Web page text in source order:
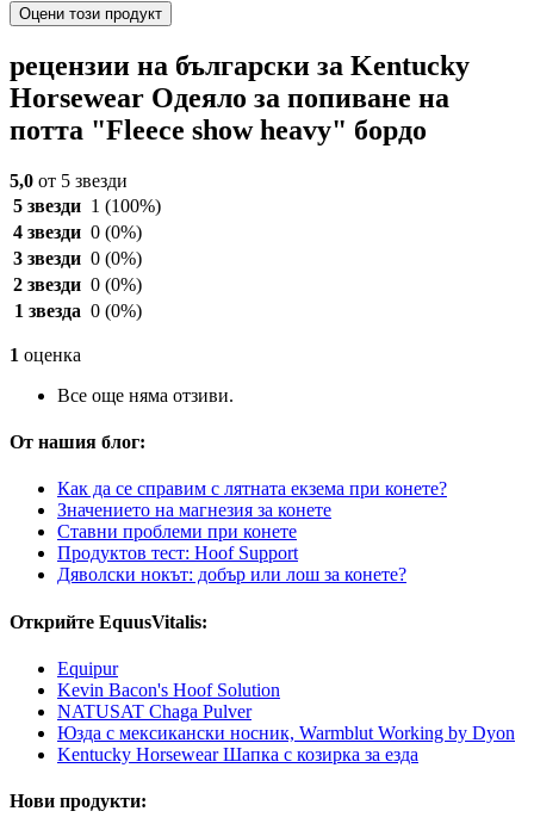
Оцени този продукт
рецензии на български за Kentucky
Horsewear Одеяло за попиване на
потта "Fleece show heavy" бордо
5,0 от 5 звезди
5 звезди 1 (100%)
4 звезди 0 (0%)
3 звезди 0 (0%)
2 звезди 0 (0%)
1 звезда 0 (0%)
1 оценка
Все още няма отзиви.
От нашия блог:
Как да се справим с лятната екзема при конете?
Значението на магнезия за конете
Ставни проблеми при конете
Продуктов тест: Hoof Support
Дяволски нокът: добър или лош за конете?
Открийте EquusVitalis:
Equipur
Kevin Bacon's Hoof Solution
NATUSAT Chaga Pulver
Юзда с мексикански носник, Warmblut Working by Dyon
Kentucky Horsewear Шапка с козирка за езда
Нови продукти: